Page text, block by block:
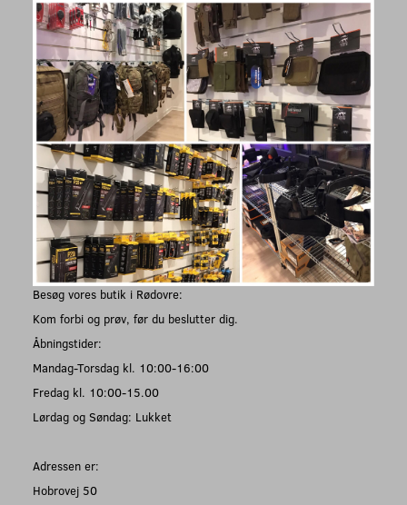
Besøg vores butik i Rødovre:
Kom forbi og prøv, før du beslutter dig.
Åbningstider:
Mandag-Torsdag kl. 10:00-16:00
Fredag kl. 10:00-15.00
Lørdag og Søndag: Lukket
Adressen er:
Hobrovej 50